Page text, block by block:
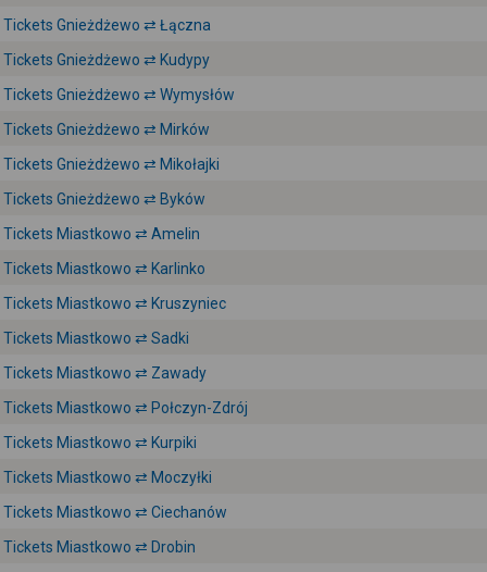
Tickets Gnieżdżewo ⇄ Łączna
Tickets Gnieżdżewo ⇄ Kudypy
Tickets Gnieżdżewo ⇄ Wymysłów
Tickets Gnieżdżewo ⇄ Mirków
Tickets Gnieżdżewo ⇄ Mikołajki
Tickets Gnieżdżewo ⇄ Byków
Tickets Miastkowo ⇄ Amelin
Tickets Miastkowo ⇄ Karlinko
Tickets Miastkowo ⇄ Kruszyniec
Tickets Miastkowo ⇄ Sadki
Tickets Miastkowo ⇄ Zawady
Tickets Miastkowo ⇄ Połczyn-Zdrój
Tickets Miastkowo ⇄ Kurpiki
Tickets Miastkowo ⇄ Moczyłki
Tickets Miastkowo ⇄ Ciechanów
Tickets Miastkowo ⇄ Drobin